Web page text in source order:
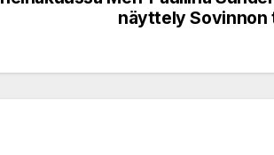
näyttely Sovinnon